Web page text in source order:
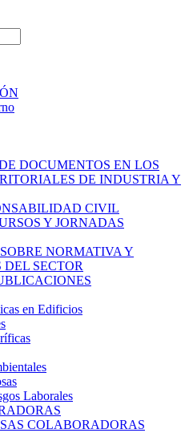
DOCUMENTOS EN LOS
DE INDUSTRIA Y
CIVIL
Y JORNADAS
NORMATIVA Y
SECTOR
en Edificios
Laborales
COLABORADORAS